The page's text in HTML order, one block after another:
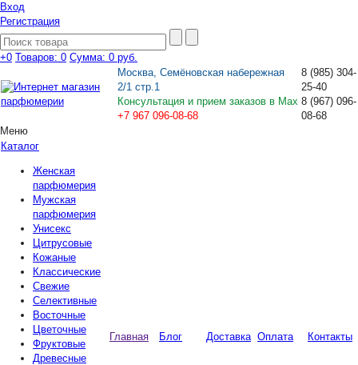
Вход
Регистрация
+0 Товаров: 0 Сумма: 0 руб.
Москва, Семёновская набережная
2/1 стр.1
Консультация и прием заказов в Max
+7 967 096-08-68
8 (985) 304-
25-40
8 (967) 096-
08-68
Меню
Каталог
Женская
парфюмерия
Мужская
парфюмерия
Унисекс
Цитрусовые
Кожаные
Классические
Свежие
Селективные
Восточные
Цветочные
Фруктовые
Древесные
Главная Блог Доставка Оплата Контакты